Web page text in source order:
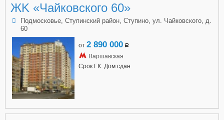
ЖK «Чайковского 60»
Подмосковье, Ступинский район, Ступино, ул. Чайковского, д.
60
от 2 890 000 a
Варшавская
Срок ГК: Дом сдан